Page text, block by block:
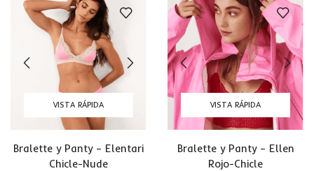
VISTA RÁPIDA
Bralette y Panty – Elentari
Chicle-Nude
VISTA RÁPIDA
Bralette y Panty – Ellen
Rojo-Chicle